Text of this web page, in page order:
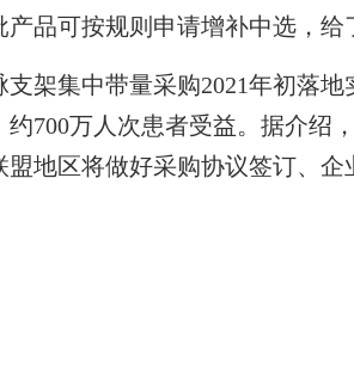
产品可按规则申请增补中选，给
集中带量采购2021年初落地
700万人次患者受益。据介绍
盟地区将做好采购协议签订、